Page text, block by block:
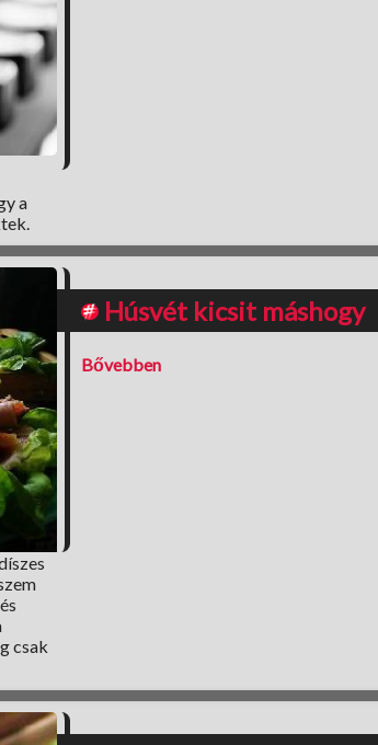
a
Húsvét kicsit máshogy
csak
Bővebben